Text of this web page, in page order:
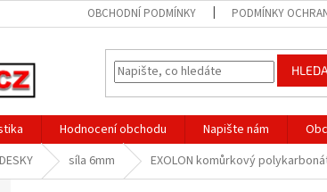
OBCHODNÍ PODMÍNKY PODMÍNKY
Hodnocení obchodu Napište nám
síla 6mm EXOLON komůrkový